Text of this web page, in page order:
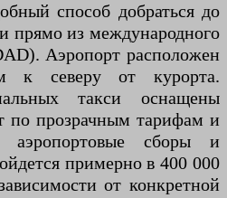
способ добраться до
прямо из международного
Аэропорт расположен
северу от курорта.
такси оснащены
по прозрачным тарифам и
сборы и
примерно в 400 000
от конкретной